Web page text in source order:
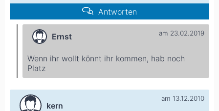
Antworten
Ernst am 23.02.2019
Wenn ihr wollt könnt ihr kommen, hab noch
Platz
kern
am 13.12.2010